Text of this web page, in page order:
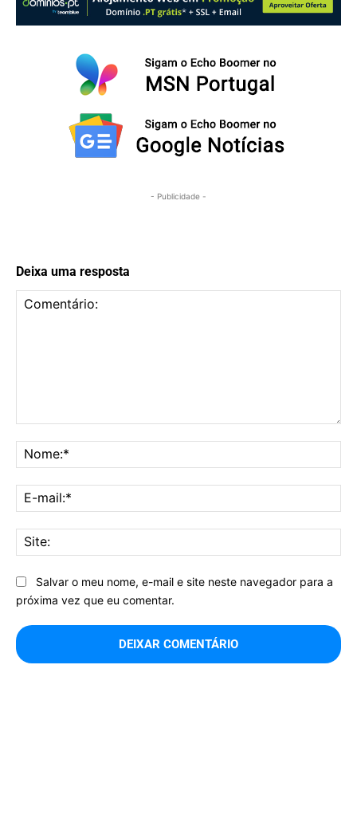
- Publicidade -
Deixa uma resposta
Salvar o meu nome, e-mail e site neste navegador para a
próxima vez que eu comentar.